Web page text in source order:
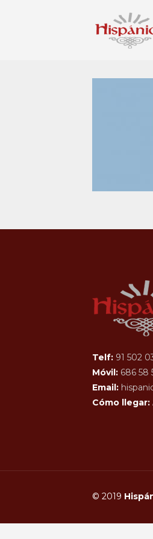
Telf: 91 502
Móvil: 686 58
Email:
Cómo llegar:
© 2019